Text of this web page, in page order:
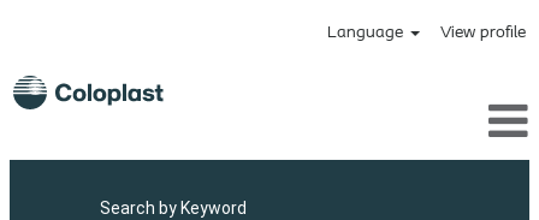
Language View profile
Search by Keyword